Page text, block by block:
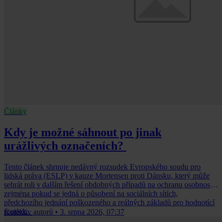
Články
Kdy je možné sáhnout po jinak
urážlivých označeních?
Tento článek shrnuje nedávný rozsudek Evropského soudu pro
lidská práva (ESLP) v kauze Mortensen proti Dánsku, který může
sehrát roli v dalším řešení obdobných případů na ochranu osobnosti,
zejména pokud se jedná o působení na sociálních sítích,
předchozího jednání poškozeného a reálných základů pro hodnotící
úsudek.
Kolektiv autorů • 3. srpna 2026, 07:37